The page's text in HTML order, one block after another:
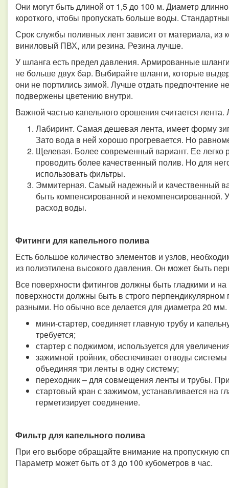
Они могут быть длиной от 1,5 до 100 м. Диаметр
короткого, чтобы пропускать больше воды.
Срок службы поливных лент зависит от материала, из
виниловый ПВХ, или резина. Резина лучше.
У шланга есть предел давления. Армированные
не больше двух бар. Выбирайте шланги, которые
они не портились зимой. Лучше отдать предпочтение
подвержены цветению внутри.
Важной частью капельного орошения считается
Лабиринт. Самая дешевая лента, имеет форму
Зато вода в ней хорошо прогревается. Но
Щелевая. Более современный вариант. Ее легко
проводить более качественный полив. Но для
использовать фильтры.
Эммитерная. Самый надежный и качественный
быть компенсированной и некомпенсированной.
расход воды.
Фитинги для капельного полива
Есть большое количество элементов и узлов,
из полиэтилена высокого давления. Он может быть
Все поверхности фитингов должны быть гладкими и
поверхности должны быть в строго
разными. Но обычно все делается для диаметра 20
мини-стартер, соединяет главную трубу и
требуется;
стартер с поджимом, используется для
зажимной тройник, обеспечивает отводы
объединяя три ленты в одну систему;
переходник – для совмещения ленты и трубы.
стартовый кран с зажимом, устанавливается на
герметизирует соединение.
Фильтр для капельного полива
При его выборе обращайте внимание на пропускную
Параметр может быть от 3 до 100 кубометров в час.